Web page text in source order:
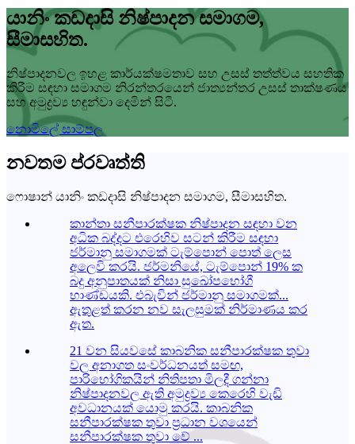
යානිං කඩදාසි නිෂ්පාදන සමාගම,
සීමාසහිත.
නිෂ්පාදනවල ඉහළ කාර්යක්ෂමතාව සහ උසස් තත්ත්වය සහතික
කිරීම සඳහා සමාගම නිරන්තරයෙන් ජාත්‍යන්තර උසස් තාක්ෂණය
සහ අමුද්‍රව්‍ය හඳුන්වා දෙමින් සිටී.
නොමිලේ සාම්පල
නවතම ප්රවෘත්ති
ෆොෂාන් යානිං කඩදාසි නිෂ්පාදන සමාගම, සීමාසහිත.
කාන්තා සනීපාරක්ෂක නිෂ්පාදන සඳහා වන
අධික බද්දට එරෙහිව සටන් කිරීම සඳහා
ජර්මානු සමාගමක් ටැම්පොන් පොත් ලෙස
අලෙවි කරයි. ජර්මනියේ, ටැම්පොන් 19% ක
බදු අනුපාතයක් නිසා සුඛෝපභෝගී
භාණ්ඩයකි. එබැවින් ජර්මානු සමාගමක්...
ඇතුළත් කරන නව සැලසුමක් නිර්මාණය කර
ඇත.
21 වන සියවසේ කාබනික සනීපාරක්ෂක තුවා
වල අනාගත සංවර්ධනයත් සමඟ,
පාරිභෝගිකයින් නිතිපතා මිලදී ගන්නා
නිෂ්පාදනවල ඇති අමුද්‍රව්‍ය කෙරෙහි වැඩි
අවධානයක් යොමු කරයි. කාබනික
සනීපාරක්ෂක තුවා ප්‍රධාන වශයෙන්
සනීපාරක්ෂක තුවා වේ ...